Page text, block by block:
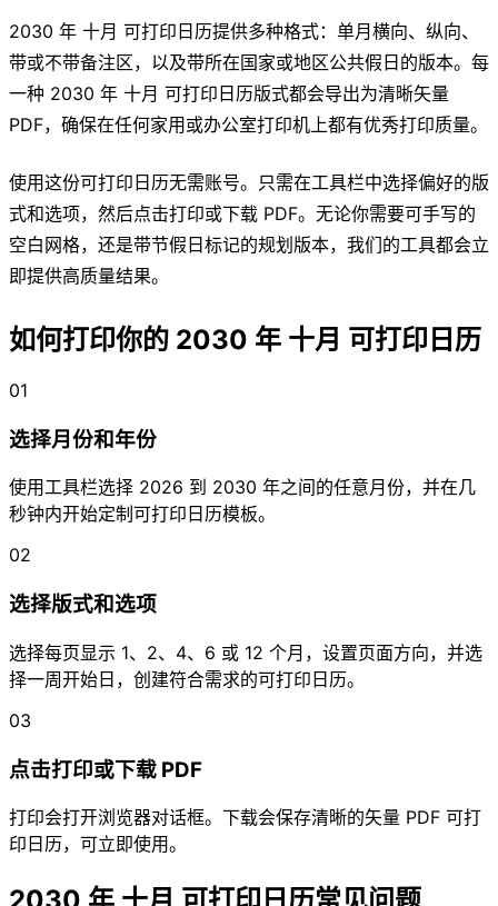
2030 年 十月 可打印日历提供多种格式：单月横向、纵向、
带或不带备注区，以及带所在国家或地区公共假日的版本。每
一种 2030 年 十月 可打印日历版式都会导出为清晰矢量
PDF，确保在任何家用或办公室打印机上都有优秀打印质量。
使用这份可打印日历无需账号。只需在工具栏中选择偏好的版
式和选项，然后点击打印或下载 PDF。无论你需要可手写的
空白网格，还是带节假日标记的规划版本，我们的工具都会立
即提供高质量结果。
如何打印你的 2030 年 十月 可打印日历
01
选择月份和年份
使用工具栏选择 2026 到 2030 年之间的任意月份，并在几
秒钟内开始定制可打印日历模板。
02
选择版式和选项
选择每页显示 1、2、4、6 或 12 个月，设置页面方向，并选
择一周开始日，创建符合需求的可打印日历。
03
点击打印或下载 PDF
打印会打开浏览器对话框。下载会保存清晰的矢量 PDF 可打
印日历，可立即使用。